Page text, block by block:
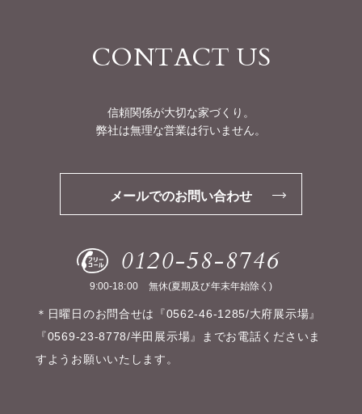
CONTACT US
信頼関係が大切な家づくり。
弊社は無理な営業は行いません。
メールでのお問い合わせ
0120-58-8746
9:00-18:00 無休(夏期及び年末年始除く)
＊日曜日のお問合せは『0562-46-1285/大府展示場』
『0569-23-8778/半田展示場』までお電話くださいま
すようお願いいたします。